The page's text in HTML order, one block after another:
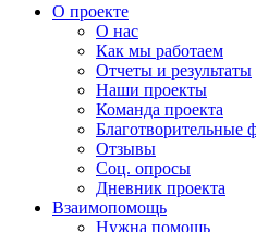
О проекте
О нас
Как мы работаем
Отчеты и результаты
Наши проекты
Команда проекта
Благотворительные
Отзывы
Соц. опросы
Дневник проекта
Взаимопомощь
Нужна помощь